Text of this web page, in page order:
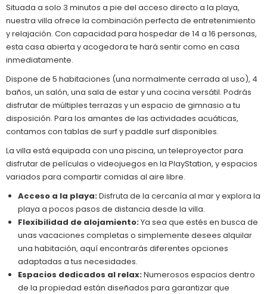
Situada a solo 3 minutos a pie del acceso directo a la playa,
nuestra villa ofrece la combinación perfecta de entretenimiento
y relajación. Con capacidad para hospedar de 14 a 16 personas,
esta casa abierta y acogedora te hará sentir como en casa
inmediatamente.
Dispone de 5 habitaciones (una normalmente cerrada al uso), 4
baños, un salón, una sala de estar y una cocina versátil. Podrás
disfrutar de múltiples terrazas y un espacio de gimnasio a tu
disposición. Para los amantes de las actividades acuáticas,
contamos con tablas de surf y paddle surf disponibles.
La villa está equipada con una piscina, un teleproyector para
disfrutar de películas o videojuegos en la PlayStation, y espacios
variados para compartir comidas al aire libre.
Acceso a la playa:Disfruta de la cercanía al mar y explora la
playa a pocos pasos de distancia desde la villa.
Flexibilidad de alojamiento:Ya sea que estés en busca de
unas vacaciones completas o simplemente desees alquilar
una habitación, aquí encontrarás diferentes opciones
adaptadas a tus necesidades.
Espacios dedicados al relax:Numerosos espacios dentro
de la propiedad están diseñados para garantizar que